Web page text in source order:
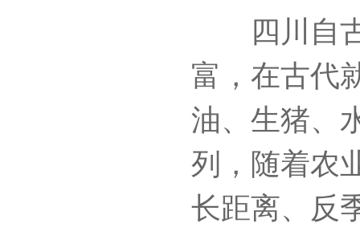
四川自古
富，在古代
油、生猪、
列，随着农
长距离、反